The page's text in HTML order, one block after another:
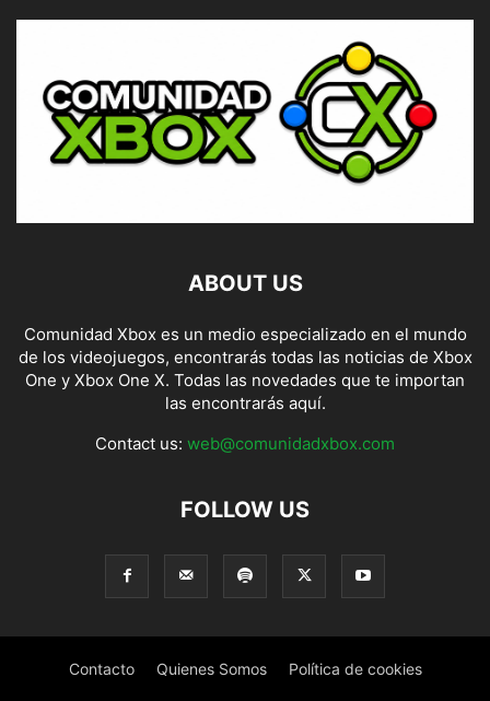
ABOUT US
Comunidad Xbox es un medio especializado en el mundo
de los videojuegos, encontrarás todas las noticias de Xbox
One y Xbox One X. Todas las novedades que te importan
las encontrarás aquí.
Contact us: web@comunidadxbox.com
FOLLOW US
Contacto Quienes Somos Política de cookies